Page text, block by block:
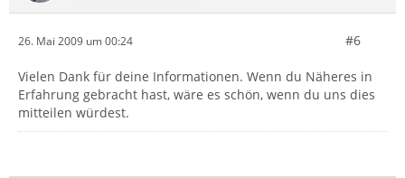
26. Mai 2009 um 00:24 #6
Vielen Dank für deine Informationen. Wenn du Näheres in
Erfahrung gebracht hast, wäre es schön, wenn du uns dies
mitteilen würdest.